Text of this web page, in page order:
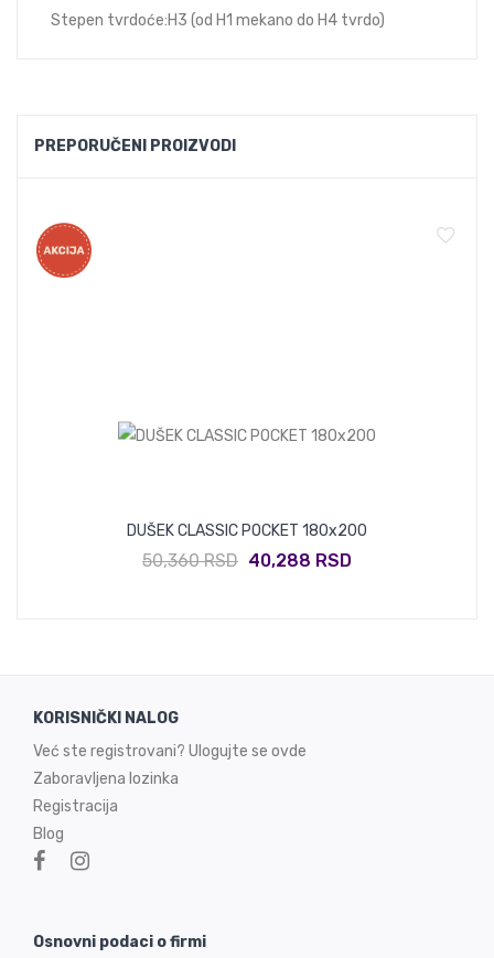
Stepen tvrdoće:H3 (od H1 mekano do H4 tvrdo)
PREPORUČENI PROIZVODI
DUŠEK CLASSIC POCKET 180x200
50,360 RSD 40,288 RSD
KORISNIČKI NALOG
Već ste registrovani? Ulogujte se ovde
Zaboravljena lozinka
Registracija
Blog
Osnovni podaci o firmi